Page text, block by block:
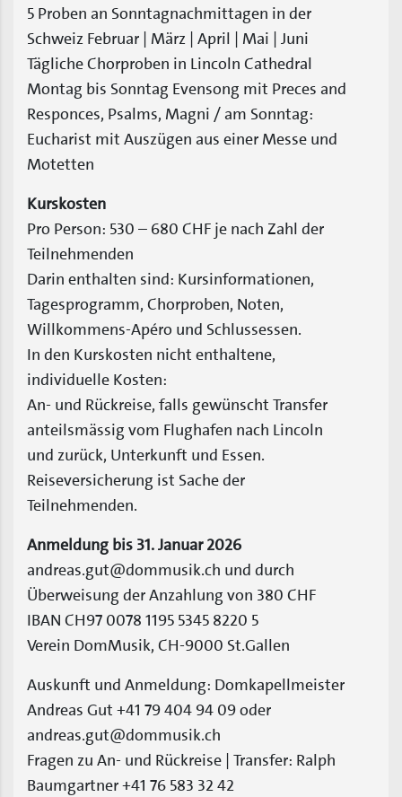
5 Proben an Sonntagnachmittagen in der
Schweiz Februar | März | April | Mai | Juni
Tägliche Chorproben in Lincoln Cathedral
Montag bis Sonntag Evensong mit Preces and
Responces, Psalms, Magni / am Sonntag:
Eucharist mit Auszügen aus einer Messe und
Motetten
Kurskosten
Pro Person: 530 – 680 CHF je nach Zahl der
Teilnehmenden
Darin enthalten sind: Kursinformationen,
Tagesprogramm, Chorproben, Noten,
Willkommens-Apéro und Schlussessen.
In den Kurskosten nicht enthaltene,
individuelle Kosten:
An- und Rückreise, falls gewünscht Transfer
anteilsmässig vom Flughafen nach Lincoln
und zurück, Unterkunft und Essen.
Reiseversicherung ist Sache der
Teilnehmenden.
Anmeldung bis 31. Januar 2026
andreas.gut@dommusik.ch und durch
Überweisung der Anzahlung von 380 CHF
IBAN CH97 0078 1195 5345 8220 5
Verein DomMusik, CH-9000 St.Gallen
Auskunft und Anmeldung: Domkapellmeister
Andreas Gut +41 79 404 94 09 oder
andreas.gut@dommusik.ch
Fragen zu An- und Rückreise | Transfer: Ralph
Baumgartner +41 76 583 32 42